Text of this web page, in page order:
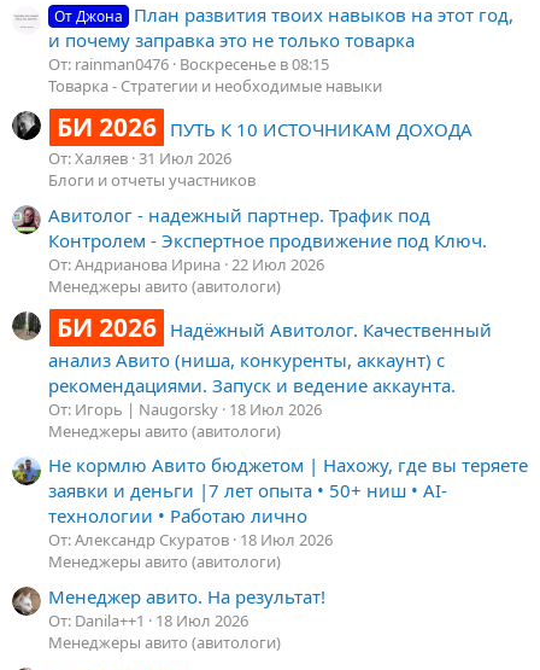
От Джона
План развития твоих навыков на этот год,
и почему заправка это не только товарка
От: rainman0476 Воскресенье в 08:15
Товарка - Стратегии и необходимые навыки
БИ 2026 ПУТЬ К 10 ИСТОЧНИКАМ ДОХОДА
От: Халяев 31 Июл 2026
Блоги и отчеты участников
Авитолог - надежный партнер. Трафик под
Контролем - Экспертное продвижение под Ключ.
От: Андрианова Ирина 22 Июл 2026
Менеджеры авито (авитологи)
БИ 2026 Надёжный Авитолог. Качественный
анализ Авито (ниша, конкуренты, аккаунт) с
рекомендациями. Запуск и ведение аккаунта.
От: Игорь | Naugorsky 18 Июл 2026
Менеджеры авито (авитологи)
Не кормлю Авито бюджетом | Нахожу, где вы теряете
заявки и деньги |7 лет опыта • 50+ ниш • AI-
технологии • Работаю лично
От: Александр Скуратов 18 Июл 2026
Менеджеры авито (авитологи)
Менеджер авито. На результат!
От: Danila++1
18 Июл 2026
Менеджеры авито (авитологи)